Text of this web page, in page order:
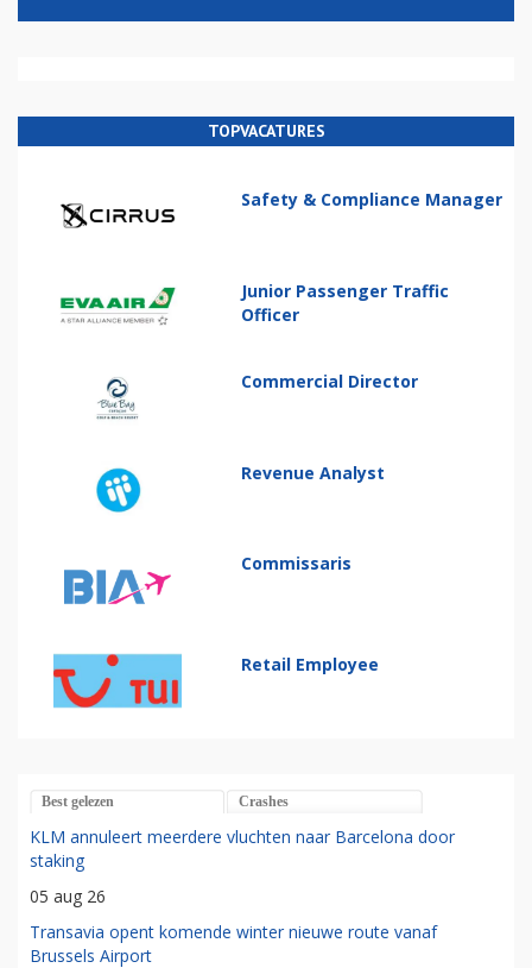
TOPVACATURES
Safety & Compliance Manager
Junior Passenger Traffic
Officer
Commercial Director
Revenue Analyst
Commissaris
Retail Employee
Best gelezen Crashes
KLM annuleert meerdere vluchten naar Barcelona door
staking
05 aug 26
Transavia opent komende winter nieuwe route vanaf
Brussels Airport